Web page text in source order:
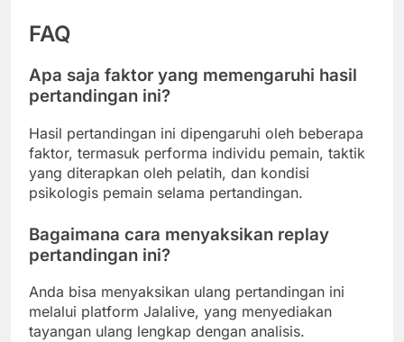
FAQ
Apa saja faktor yang memengaruhi hasil
pertandingan ini?
Hasil pertandingan ini dipengaruhi oleh beberapa
faktor, termasuk performa individu pemain, taktik
yang diterapkan oleh pelatih, dan kondisi
psikologis pemain selama pertandingan.
Bagaimana cara menyaksikan replay
pertandingan ini?
Anda bisa menyaksikan ulang pertandingan ini
melalui platform Jalalive, yang menyediakan
tayangan ulang lengkap dengan analisis.